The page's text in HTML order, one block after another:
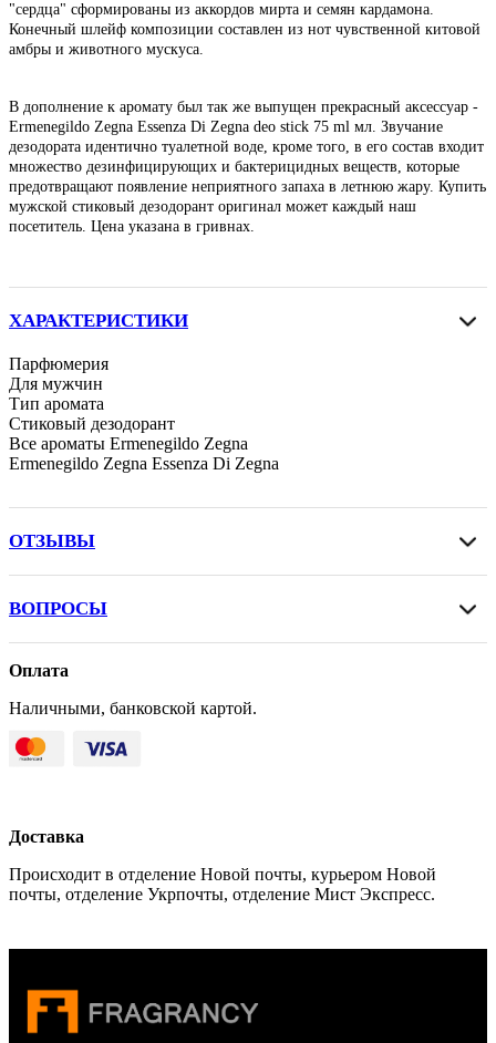
"сердца" сформированы из аккордов мирта и семян кардамона.
Конечный шлейф композиции составлен из нот чувственной китовой
амбры и животного мускуса.
В дополнение к аромату был так же выпущен прекрасный аксессуар -
Ermenegildo Zegna Essenza Di Zegna deo stick 75 ml мл. Звучание
дезодората идентично туалетной воде, кроме того, в его состав входит
множество дезинфицирующих и бактерицидных веществ, которые
предотвращают появление неприятного запаха в летнюю жару. Купить
мужской стиковый дезодорант оригинал может каждый наш
посетитель. Цена указана в гривнах.
ХАРАКТЕРИСТИКИ
Парфюмерия
Для мужчин
Тип аромата
Стиковый дезодорант
Все ароматы Ermenegildo Zegna
Ermenegildo Zegna Essenza Di Zegna
ОТЗЫВЫ
ВОПРОСЫ
Оплата
Наличными, банковской картой.
Доставка
Происходит в отделение Новой почты, курьером Новой
почты, отделение Укрпочты, отделение Мист Экспресс.